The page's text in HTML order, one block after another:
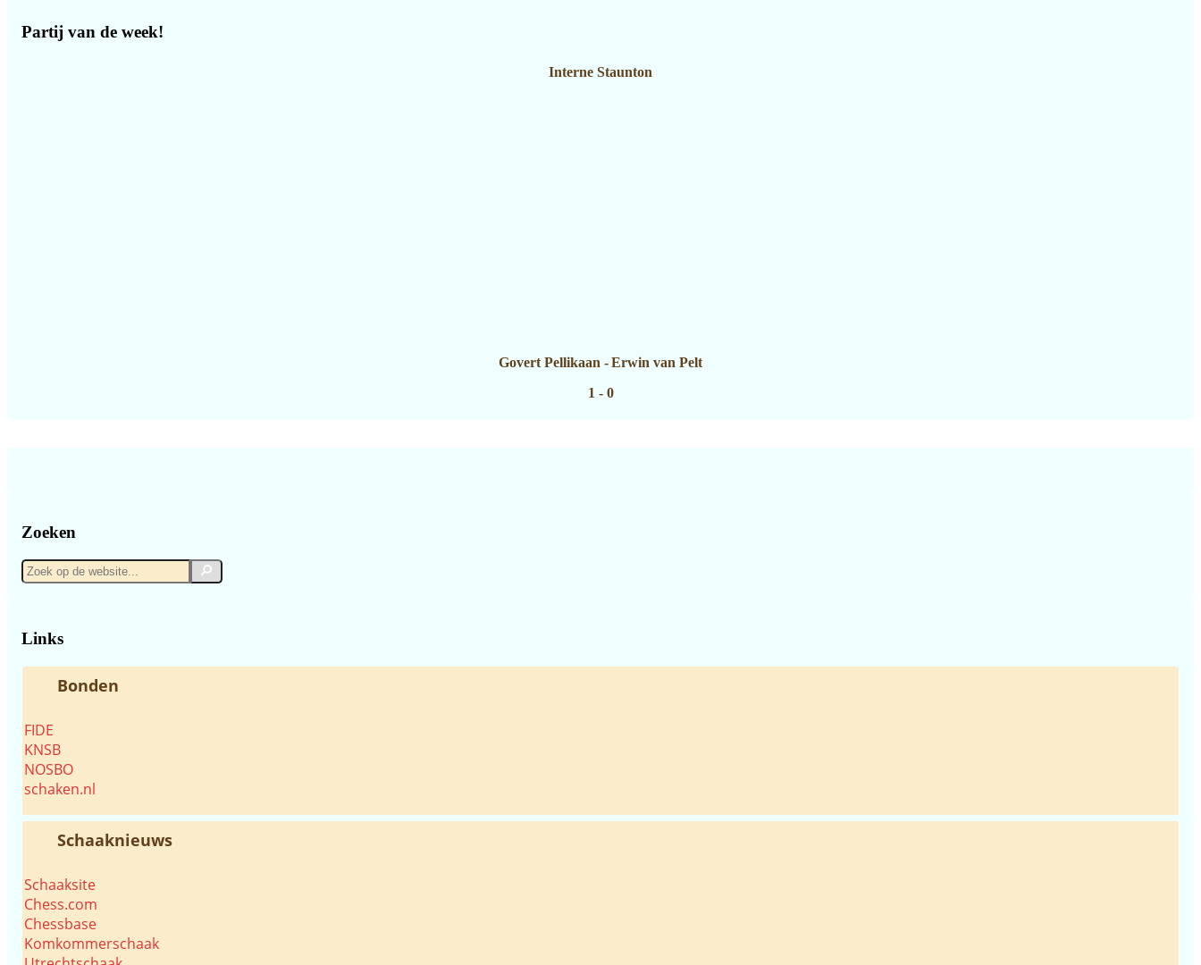
Partij van de week!
Interne Staunton
Govert Pellikaan - Erwin van Pelt
1 - 0
Zoeken
Zoek
op
Zoek
Links
Bonden
FIDE
KNSB
NOSBO
schaken.nl
Schaaknieuws
Schaaksite
Chess.com
Chessbase
Komkommerschaak